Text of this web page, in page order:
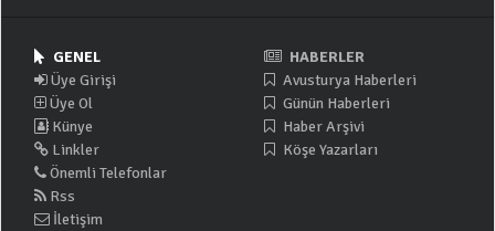
GENEL
Üye Girişi
Üye Ol
Künye
Linkler
Önemli Telefonlar
Rss
İletişim
HABERLER
Avusturya Haberleri
Günün Haberleri
Haber Arşivi
Köşe Yazarları